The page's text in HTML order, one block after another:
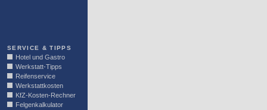
SERVICE & TIPPS
Hotel und Gastro
Werkstatt-Tipps
Reifenservice
Werkstattkosten
KfZ-Kosten-Rechner
Felgenkalkulator